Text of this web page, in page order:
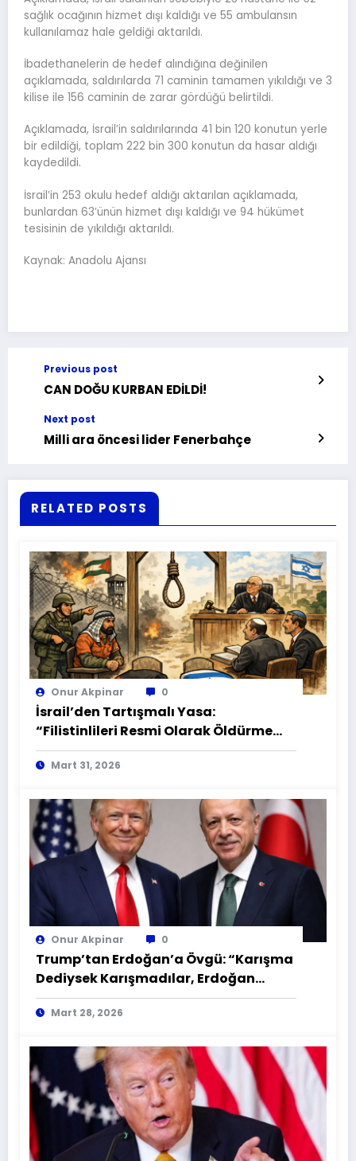
sağlık ocağının hizmet dışı kaldığı ve 55 ambulansın
kullanılamaz hale geldiği aktarıldı.
İbadethanelerin de hedef alındığına değinilen
açıklamada, saldırılarda 71 caminin tamamen yıkıldığı ve 3
kilise ile 156 caminin de zarar gördüğü belirtildi.
Açıklamada, İsrail’in saldırılarında 41 bin 120 konutun yerle
bir edildiği, toplam 222 bin 300 konutun da hasar aldığı
kaydedildi.
İsrail’in 253 okulu hedef aldığı aktarılan açıklamada,
bunlardan 63’ünün hizmet dışı kaldığı ve 94 hükümet
tesisinin de yıkıldığı aktarıldı.
Kaynak: Anadolu Ajansı
Previous post
CAN DOĞU KURBAN EDİLDİ!
Next post
Milli ara öncesi lider Fenerbahçe
RELATED POSTS
Onur Akpinar 0
İsrail’den Tartışmalı Yasa:
“Filistinlileri Resmi Olarak Öldürme
Yasası” mı?
Mart 31, 2026
Onur Akpinar 0
Trump’tan Erdoğan’a Övgü: “Karışma
Dediysek Karışmadılar, Erdoğan
Şahane Bir Lider!
Mart 28, 2026